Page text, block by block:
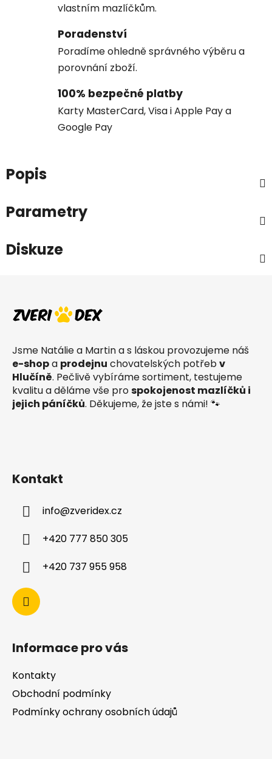
vlastním mazlíčkům.
Poradenství
Poradíme ohledně správného výběru a
porovnání zboží.
100% bezpečné platby
Karty MasterCard, Visa i Apple Pay a
Google Pay
Popis
Parametry
Diskuze
Jsme Natálie a Martin a s láskou provozujeme náš
e-shopa prodejnu chovatelských potřebv
Hlučíně. Pečlivě vybíráme sortiment, testujeme
kvalitu a děláme vše prospokojenost mazlíčků i
jejich páníčků. Děkujeme, že jste s námi! 🐾
Kontakt
info@zveridex.cz
+420 777 850 305
+420 737 955 958
Informace pro vás
Kontakty
Obchodní podmínky
Podmínky ochrany osobních údajů